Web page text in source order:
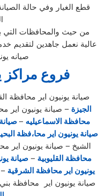
قطع الغيار وفي حالة
من حيث والمحافظات التي
عالية نعمل جاهدين لتقديم
صيانه
فروع مراكز
صيانة يونيون اير محافظة
الجيزة – صيانة يونيون اير
محافظة الاسماعيليه –
صيانة يونيون اير محا،فظة
الشيخ – صيانة يونيون اير
محافظة القليوبية – صيانة
يونيون اير محافظة الشرقية –
صيانة يونيون اير محافظة